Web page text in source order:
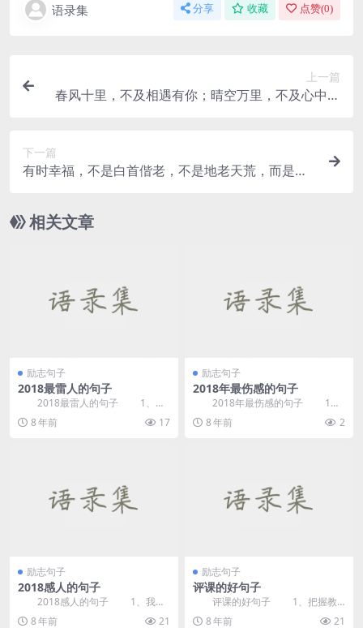
语录集 分享 收藏 点赞(0)
上一篇
春风十里，不及相遇有你；晴空万里，不及心中有
下一篇
有时幸福，不是白首偕老，不是地老天荒，而是打
相关文章
励志句子
2018最雷人的句子
2018最雷人的句子 1、不
介意你的诋毁毕竟狗会向每个人吠
叫。 2、...
8 年前 17
励志句子
2018年最伤感的句子
2018年最伤感的句子 1、
有些东西没了才知道真的是没了、
在也回不来了。...
8 年前 2
励志句子
2018感人的句子
2018感人的句子 1、我不
喜欢说话却天天说最多的话，我不
8 年前 21
励志句子
评课的好句子
评课的好句子 1、把握教
材，课堂环节安排合理，善于引
8 年前 21